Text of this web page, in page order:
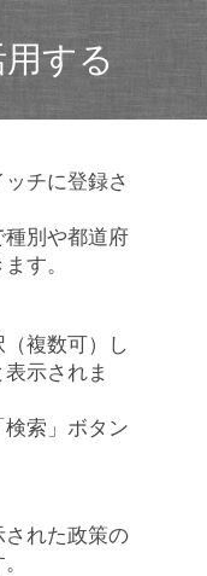
する
チに登録さ
種別や都道府
す。
複数可）し
示されま
索」ボタン
れた政策の